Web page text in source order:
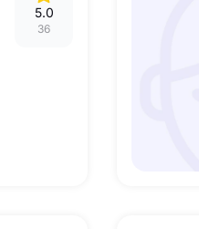
5.0
36